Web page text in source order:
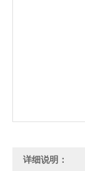
详细说明：